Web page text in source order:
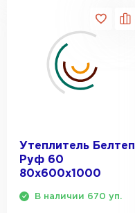
Утеплитель Белтеп
Руф 60
80х600х1000
В наличии 670 уп.